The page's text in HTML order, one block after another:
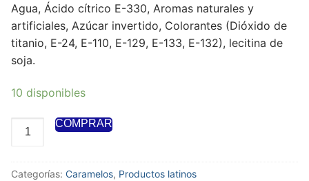
Agua, Ácido cítrico E-330, Aromas naturales y
artificiales, Azúcar invertido, Colorantes (Dióxido de
titanio, E-24, E-110, E-129, E-133, E-132), lecitina de
soja.
10 disponibles
COMPRAR
Categorías: Caramelos, Productos latinos